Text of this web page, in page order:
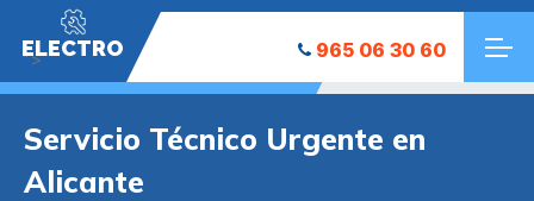
ELECTRO
"> 965 06 30 60
Servicio Técnico Urgente en
Alicante